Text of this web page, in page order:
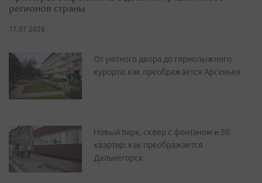
регионов страны
17.07.2026
От уютного двора до горнолыжного
курорта: как преображается Арсеньев
Новый парк, сквер с фонтаном и 50
квартир: как преображается
Дальнегорск